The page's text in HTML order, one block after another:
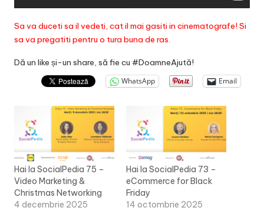
Sa va duceti sa il vedeti, cat il mai gasiti in cinematografe! Si
sa va pregatiti pentru o tura buna de ras.
Dă un like și-un share, să fie cu #DoamneAjută!
WhatsApp Email
Hai la SocialPedia 75 –
Video Marketing &
Christmas Networking
4 decembrie 2025
Hai la SocialPedia 73 –
eCommerce for Black
Friday
14 octombrie 2025